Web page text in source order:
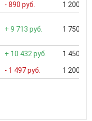
- 890 руб. 1 200
+ 9 713 руб. 1 750
+ 10 432 руб. 1 450
- 1 497 руб. 1 200